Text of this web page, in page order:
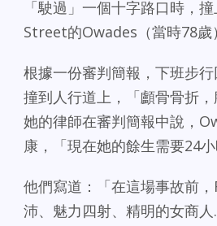
「駛過」一個十字路口時，
Street的Owades（當時78歲
根據一份審判簡報，下班步
撞到人行道上，「顱骨骨折，
她的律師在審判簡報中說，
康，「現在她的餘生需要24小
他們寫道：「在這場事故前
沛、魅力四射、精明的女商